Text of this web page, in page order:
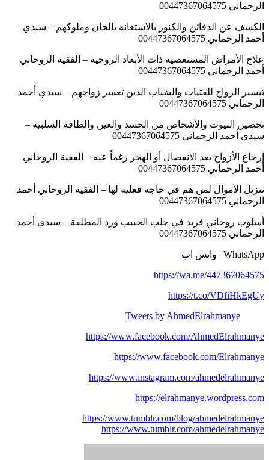
الرحماني 00447367064575
الكشف عن الدفائن والكنوز بالاستعانة بالجان وملوكهم – سيدي
أحمد الرحماني 00447367064575
علاج الأمراض المستعصية ذات الأبعاد الروحية – الفقية الروحاني
أحمد الرحماني 00447367064575
تيسير الزواج للفتيات والشباب الذين تعسر زواجهم – سيدي أحمد
الرحماني 00447367064575
تحصين البيوت والأشخاص من الحسد والعين والطاقة السلبية –
سيدي أحمد الرحماني 00447367064575
إرجاع الأزواج بعد الانفصال أو الهجر رغماً عنه – الفقية الروحاني
أحمد الرحماني 00447367064575
تنزيل الأموال لمن هم في حاجة فعلية لها – الفقية الروحاني أحمد
الرحماني 00447367064575
أسلوب روحاني فريد في جلب الحبيب ورد المطلقة – سيدي أحمد
الرحماني 00447367064575
WhatsApp | واتس اب
https://wa.me/447367064575
https://t.co/VDfiHkEgUy
Tweets by AhmedElrahmanye
https://www.facebook.com/AhmedElrahmanye
https://www.facebook.com/Elrahmanye
https://www.instagram.com/ahmedelrahmanye
https://elrahmanye.wordpress.com
https://www.tumblr.com/blog/ahmedelrahmanye
https://www.tumblr.com/ahmedelrahmanye